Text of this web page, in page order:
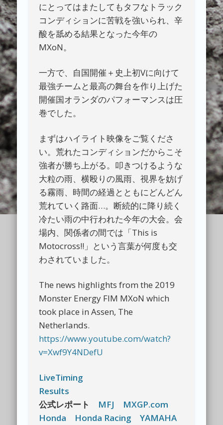
にとってはまたしてもタフなトラック
コンディションに苦戦を強いられ、辛
酸を舐める結果となった今年の
MXoN。
一方で、自国開催＋史上初Vに向けて
最強チームと最高の舞台を作り上げた
開催国オランダのパフォーマンスは圧
巻でした。
まずはハイライト映像をご覧くださ
い。荒れたコンディションだからこそ
強者が勝ち上がる。叩きつけるような
大粒の雨、横殴りの風雨、視界を妨げ
る霧雨、時間の経過とともにどんどん
荒れていく路面…。断続的に降り続く
冷たい雨の中行われた今年の大会。会
場内、関係者の間では「This is
Motocross!!」という言葉が何度も交
わされていました。
The news highlights from the 2019
Monster Energy FIM MXoN which
took place in Assen, The
Netherlands.
https://www.youtube.com/watch?
v=Xwf9Y4NDefU
LiveTiming
Results
公式レポート
MFJ
MXGP.com
Honda
Honda Racing
YAMAHA